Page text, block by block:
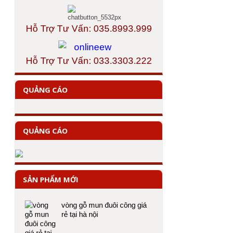
Hỗ Trợ Tư Vấn: 035.8993.999
Hỗ Trợ Tư Vấn: 033.3303.222
QUẢNG CÁO
QUẢNG CÁO
SẢN PHẨM MỚI
vòng gỗ mun đuôi công giá
rẻ tại hà nội